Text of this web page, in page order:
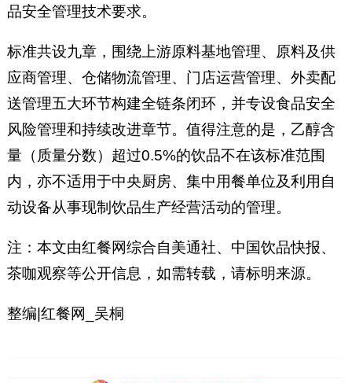
品安全管理技术要求。
标准共设九章，围绕上游原料基地管理、原料及供
应商管理、仓储物流管理、门店运营管理、外卖配
送管理五大环节构建全链条闭环，并专设食品安全
风险管理和持续改进章节。值得注意的是，乙醇含
量（质量分数）超过0.5%的饮品不在该标准范围
内，亦不适用于中央厨房、集中用餐单位及利用自
动设备从事现制饮品生产经营活动的管理。
注：本文由红餐网综合自美通社、中国饮品快报、
茶咖观察等公开信息，如需转载，请标明来源。
整编|红餐网_吴桐